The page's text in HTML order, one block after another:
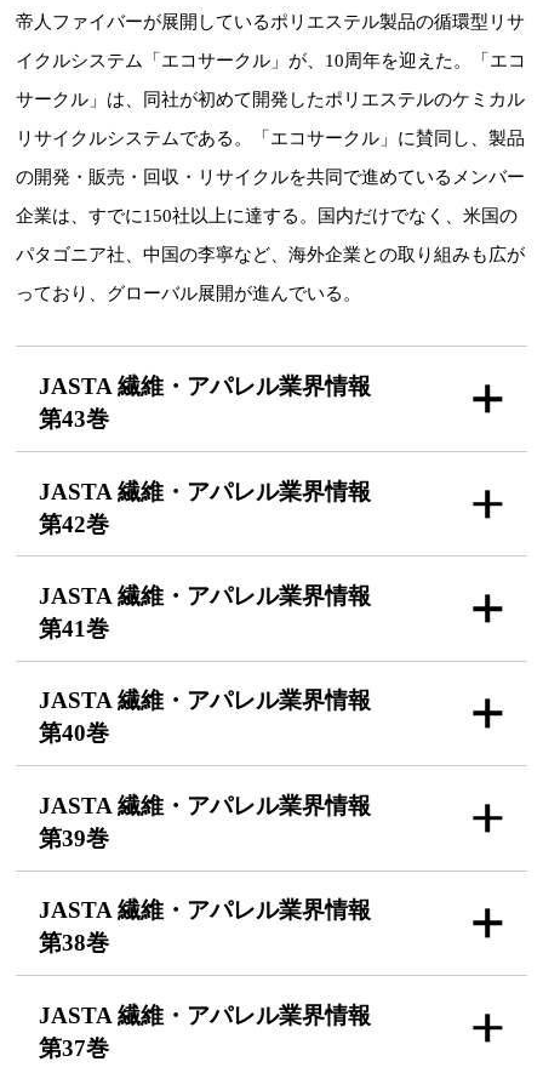
帝人ファイバーが展開しているポリエステル製品の循環型リサ
イクルシステム「エコサークル」が、10周年を迎えた。「エコ
サークル」は、同社が初めて開発したポリエステルのケミカル
リサイクルシステムである。「エコサークル」に賛同し、製品
の開発・販売・回収・リサイクルを共同で進めているメンバー
企業は、すでに150社以上に達する。国内だけでなく、米国の
パタゴニア社、中国の李寧など、海外企業との取り組みも広が
っており、グローバル展開が進んでいる。
JASTA 繊維・アパレル業界情報
第43巻
JASTA 繊維・アパレル業界情報
第42巻
JASTA 繊維・アパレル業界情報
第41巻
JASTA 繊維・アパレル業界情報
第40巻
JASTA 繊維・アパレル業界情報
第39巻
JASTA 繊維・アパレル業界情報
第38巻
JASTA 繊維・アパレル業界情報
第37巻